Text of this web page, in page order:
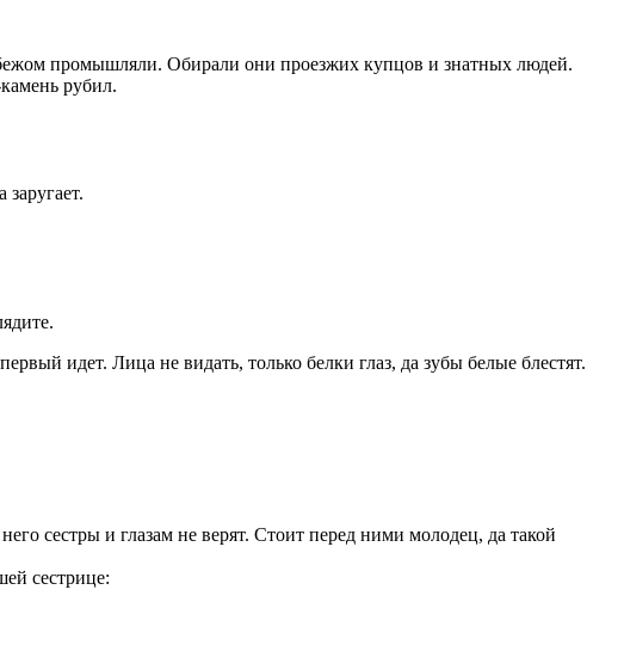
промышляли. Обирали они проезжих купцов и знатных людей.
рубил.
идет. Лица не видать, только белки глаз, да зубы белые блестят.
сестры и глазам не верят. Стоит перед ними молодец, да такой
сестрице: